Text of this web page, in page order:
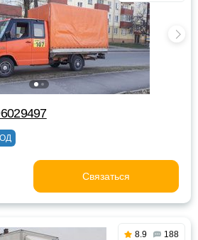
Связаться
8.9 188